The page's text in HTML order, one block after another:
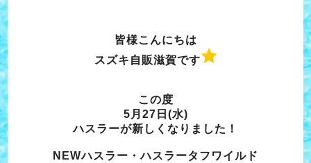
皆様こんにちは
スズキ自販滋賀です
この度
5月27日(水)
ハスラーが新しくなりました！
NEWハスラー・ハスラータフワイルド